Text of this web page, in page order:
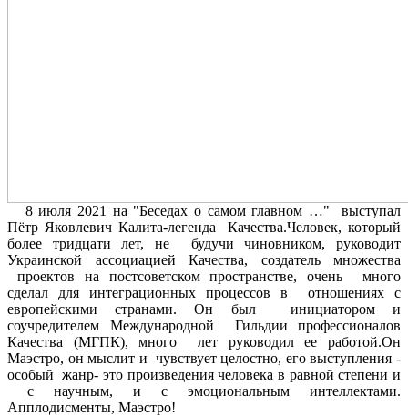
8 июля 2021 на "Беседах о самом главном …" выступал
Пётр Яковлевич Калита-легенда Качества.Человек, который
более тридцати лет, не будучи чиновником, руководит
Украинской ассоциацией Качества, создатель множества
проектов на постсоветском пространстве, очень много
сделал для интеграционных процессов в отношениях с
европейскими странами. Он был инициатором и
соучредителем Международной Гильдии профессионалов
Качества (МГПК), много лет руководил ее работой.Он
Маэстро, он мыслит и чувствует целостно, его выступления -
особый жанр- это произведения человека в равной степени и
с научным, и с эмоциональным интеллектами.
Апплодисменты, Маэстро!